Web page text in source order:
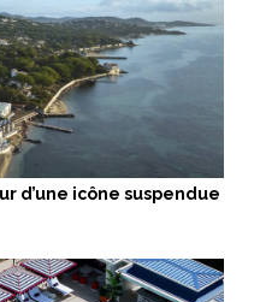
d’une icône suspendue